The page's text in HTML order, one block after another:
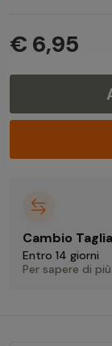
€ 6,95
Cambio Taglia
Entro 14 giorni
Per sapere di più